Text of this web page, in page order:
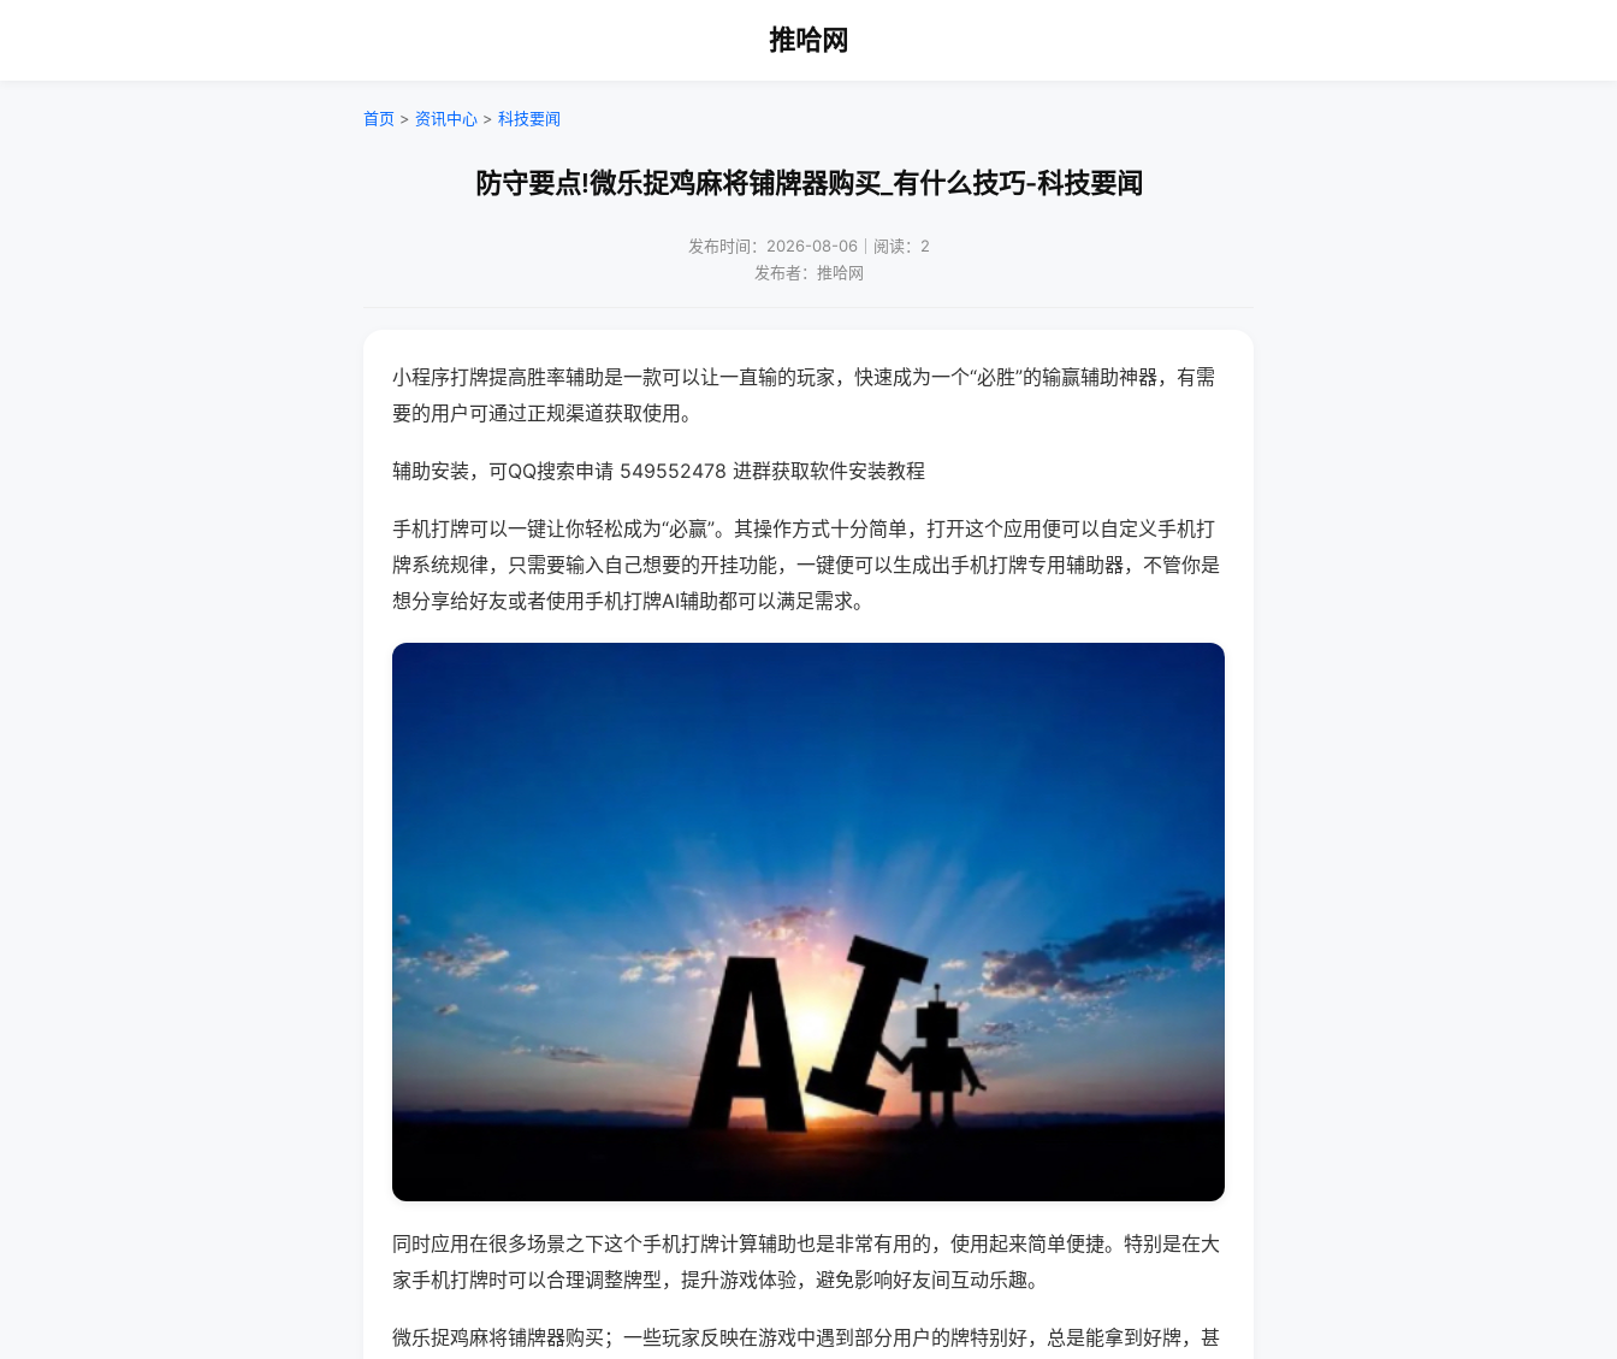
推哈网
首页 > 资讯中心 > 科技要闻
防守要点!微乐捉鸡麻将铺牌器购买_有什么技巧-科技要闻
发布时间：2026-08-06｜阅读：2
发布者：推哈网
小程序打牌提高胜率辅助是一款可以让一直输的玩家，快速成为一个“必胜”的输赢辅助神器，有需
要的用户可通过正规渠道获取使用。
辅助安装，可QQ搜索申请 549552478 进群获取软件安装教程
手机打牌可以一键让你轻松成为“必赢”。其操作方式十分简单，打开这个应用便可以自定义手机打
牌系统规律，只需要输入自己想要的开挂功能，一键便可以生成出手机打牌专用辅助器，不管你是
想分享给好友或者使用手机打牌AI辅助都可以满足需求。
同时应用在很多场景之下这个手机打牌计算辅助也是非常有用的，使用起来简单便捷。特别是在大
家手机打牌时可以合理调整牌型，提升游戏体验，避免影响好友间互动乐趣。
微乐捉鸡麻将铺牌器购买；一些玩家反映在游戏中遇到部分用户的牌特别好，总是能拿到好牌，甚